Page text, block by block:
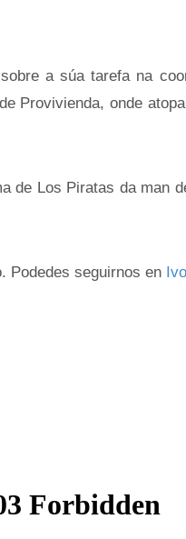
a súa tarefa na
Provivienda, onde
de Los Piratas da man
Podedes seguirnos en